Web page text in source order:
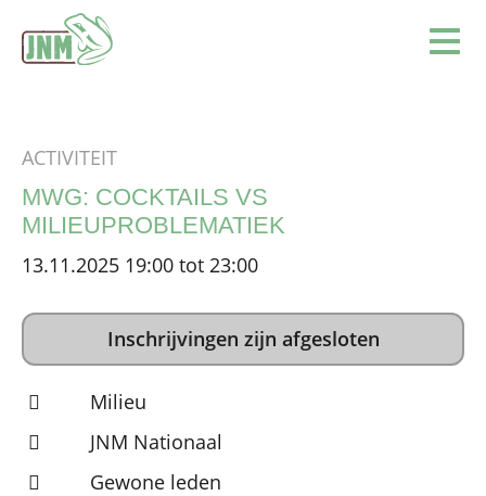
ACTIVITEIT
MWG: COCKTAILS VS
MILIEUPROBLEMATIEK
13.11.2025 19:00 tot 23:00
Inschrijvingen zijn afgesloten
Milieu
JNM Nationaal
Gewone leden